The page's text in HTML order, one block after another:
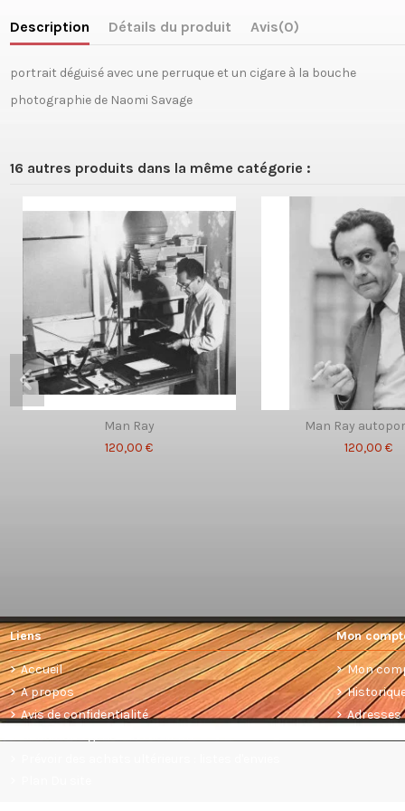
Description Détails du produit Avis(0)
portrait déguisé avec une perruque et un cigare à la bouche
photographie de Naomi Savage
16 autres produits dans la même catégorie :
Man Ray
120,00 €
Man Ray
120,00 €
Liens
Accueil
A propos
Avis de confidentialité
Mon
Mon
Adresses